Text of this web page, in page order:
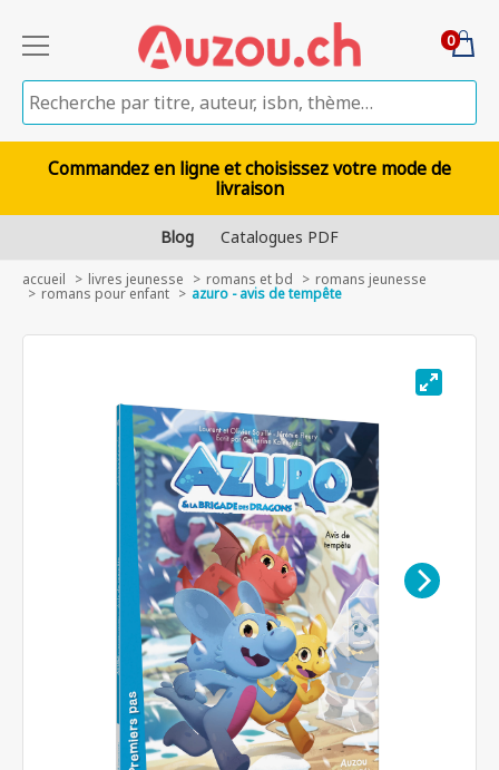
0
Commandez en ligne et choisissez votre mode de
livraison
Blog Catalogues PDF
accueil livres jeunesse romans et bd romans jeunesse
romans pour enfant azuro - avis de tempête